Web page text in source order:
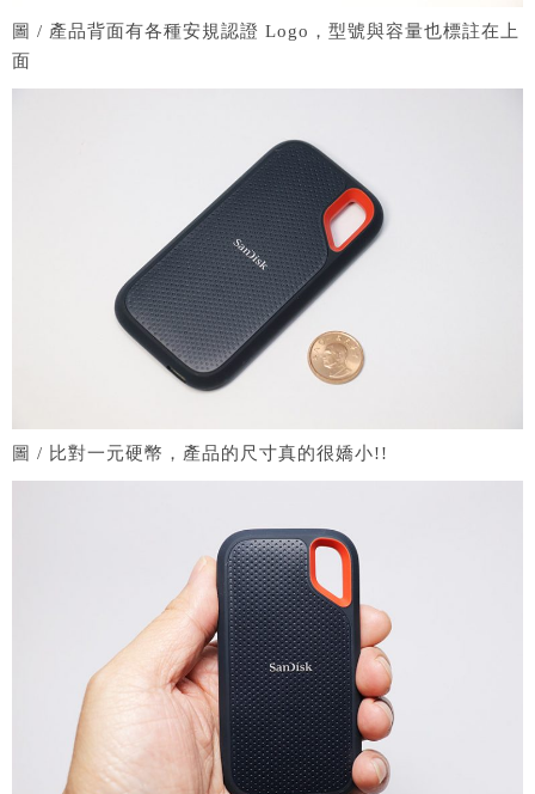
圖 / 產品背面有各種安規認證 Logo，型號與容量也標註在上
面
圖 / 比對一元硬幣，產品的尺寸真的很嬌小!!